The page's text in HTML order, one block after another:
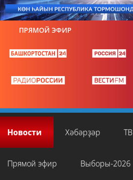
ПРЯМОЙ ЭФИР
Новости Хәбәрҙәр ТВ
Прямой эфир Выборы-2026